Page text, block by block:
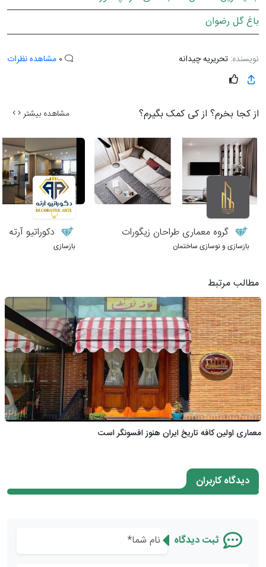
باغ گل رضوان
نویسنده: تحریریه چیدانه مشاهده نظرات
از کجا بخرم؟ از کی کمک بگیرم؟ مشاهده بیشتر
گروه معماری طراحان زیگورات
بازسازی و نوسازی ساختمان
دکوراتیو آرته
بازسازی
مطالب مرتبط
معماری اولین کافه تاریخ ایران هنوز افسونگر است
دیدگاه کاربران
ثبت دیدگاه